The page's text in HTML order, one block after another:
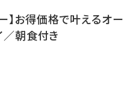
】お得価格で叶えるオー
／朝食付き